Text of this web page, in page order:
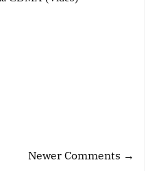
Newer Comments →